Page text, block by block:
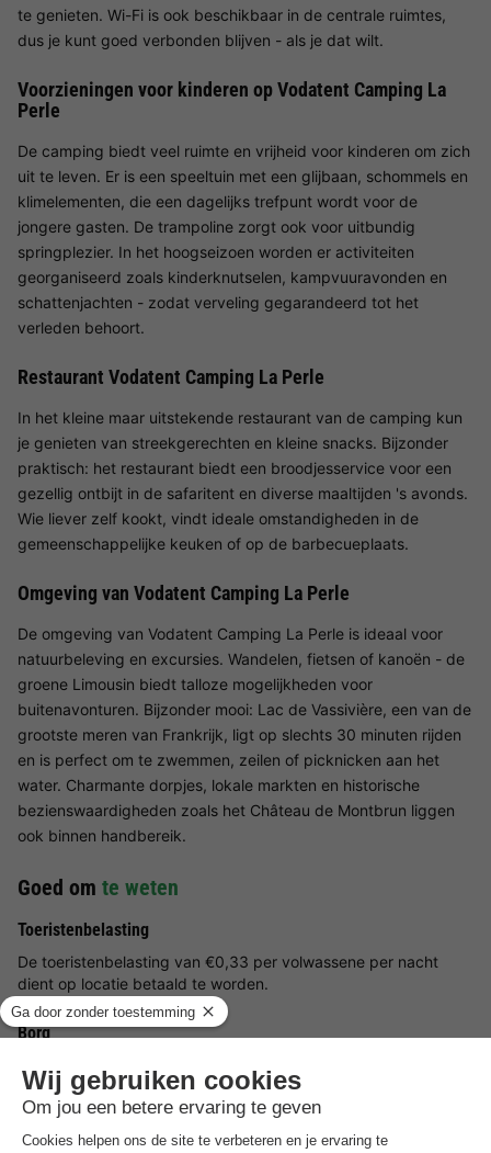
te genieten. Wi-Fi is ook beschikbaar in de centrale ruimtes,
dus je kunt goed verbonden blijven - als je dat wilt.
Voorzieningen voor kinderen op Vodatent Camping La
Perle
De camping biedt veel ruimte en vrijheid voor kinderen om zich
uit te leven. Er is een speeltuin met een glijbaan, schommels en
klimelementen, die een dagelijks trefpunt wordt voor de
jongere gasten. De trampoline zorgt ook voor uitbundig
springplezier. In het hoogseizoen worden er activiteiten
georganiseerd zoals kinderknutselen, kampvuuravonden en
schattenjachten - zodat verveling gegarandeerd tot het
verleden behoort.
Restaurant Vodatent Camping La Perle
In het kleine maar uitstekende restaurant van de camping kun
je genieten van streekgerechten en kleine snacks. Bijzonder
praktisch: het restaurant biedt een broodjesservice voor een
gezellig ontbijt in de safaritent en diverse maaltijden 's avonds.
Wie liever zelf kookt, vindt ideale omstandigheden in de
gemeenschappelijke keuken of op de barbecueplaats.
Omgeving van Vodatent Camping La Perle
De omgeving van Vodatent Camping La Perle is ideaal voor
natuurbeleving en excursies. Wandelen, fietsen of kanoën - de
groene Limousin biedt talloze mogelijkheden voor
buitenavonturen. Bijzonder mooi: Lac de Vassivière, een van de
grootste meren van Frankrijk, ligt op slechts 30 minuten rijden
en is perfect om te zwemmen, zeilen of picknicken aan het
water. Charmante dorpjes, lokale markten en historische
bezienswaardigheden zoals het Château de Montbrun liggen
ook binnen handbereik.
Goed om te weten
Toeristenbelasting
De toeristenbelasting van €0,33 per volwassene per nacht
dient op locatie betaald te worden.
Borg
worden.
Huisdieren